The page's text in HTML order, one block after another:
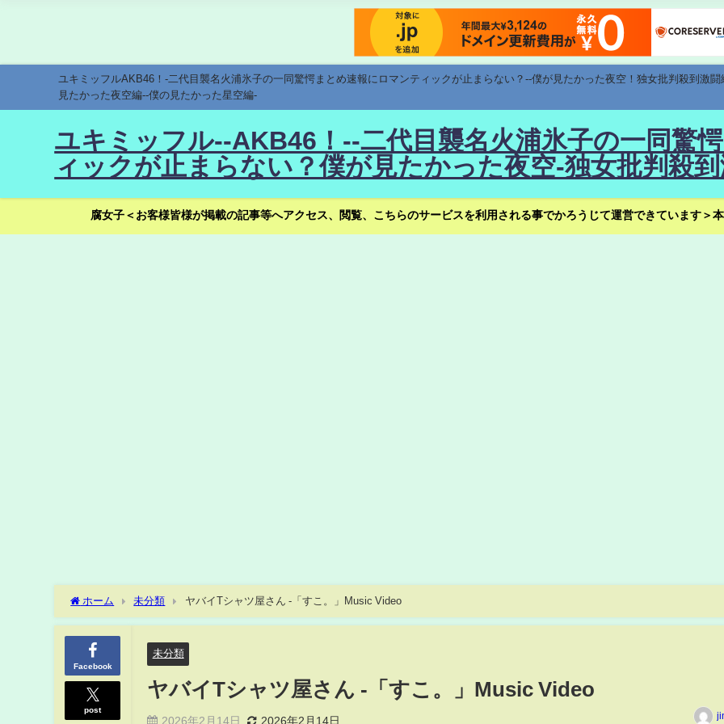
ユキミッフルAKB46！-二代目襲名火浦氷子の一同驚愕まとめ速報にロマンティックが止まらない？--僕が見たかった夜空！独女批判殺到激
見たかった夜空編--僕の見たかった星空編-
ユキミッフル--AKB46！--二代目襲名火浦氷子の一同驚
ィックが止まらない？僕が見たかった夜空-独女批判殺
腐女子＜お客様皆様が掲載の記事等へアクセス、閲覧、こちらのサービスを利用される事でかろうじて運営できています＞
ホーム 未分類 ヤバイTシャツ屋さん -「すこ。」Music Video
Facebook
post
未分類
ヤバイTシャツ屋さん -「すこ。」Music Video
2026年2月14日 2026年2月14日